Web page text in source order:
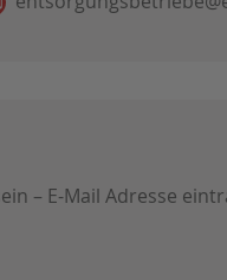
– E-Mail Adresse